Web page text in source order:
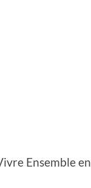
Ensemble en